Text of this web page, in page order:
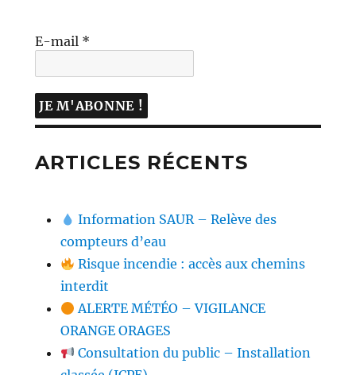
E-mail *
ARTICLES RÉCENTS
Information SAUR – Relève des
compteurs d’eau
Risque incendie : accès aux chemins
interdit
ALERTE MÉTÉO – VIGILANCE
ORANGE ORAGES
Consultation du public – Installation